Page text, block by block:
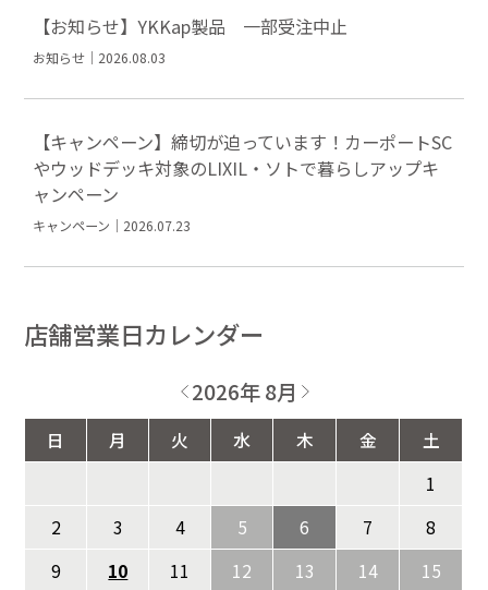
【お知らせ】YKKap製品 一部受注中止
お知らせ｜2026.08.03
【キャンペーン】締切が迫っています！カーポートSC
やウッドデッキ対象のLIXIL・ソトで暮らしアップキ
ャンペーン
キャンペーン｜2026.07.23
店舗営業日カレンダー
2026年 8月
日 月 火 水 木 金
土
1
2
3 4 5 6 7
8
9
10 11 12 13 14
15